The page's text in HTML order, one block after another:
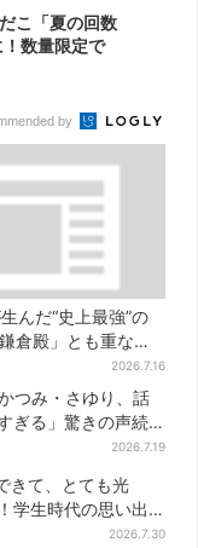
こ「夏の回数
数量限定で
by
んだ“史上最強”の
倉殿」とも重な
む悲しみが“名人
弟】
2026.7.16
つみ・さゆり、話
ぎる」驚きの声続
2026.7.19
きて、とても光
学生時代の思い出
2026.7.30